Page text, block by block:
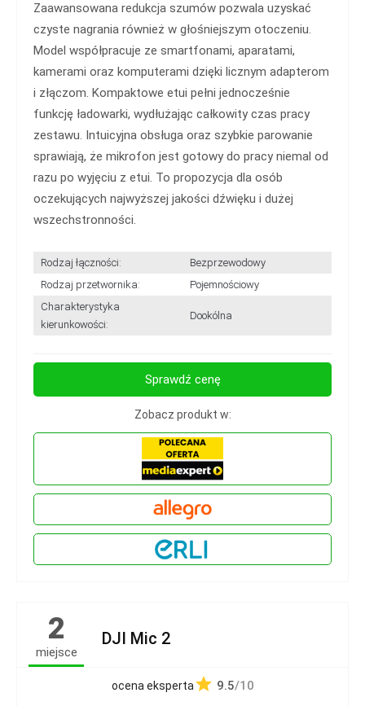
Zaawansowana redukcja szumów pozwala uzyskać
czyste nagrania również w głośniejszym otoczeniu.
Model współpracuje ze smartfonami, aparatami,
kamerami oraz komputerami dzięki licznym adapterom
i złączom. Kompaktowe etui pełni jednocześnie
funkcję ładowarki, wydłużając całkowity czas pracy
zestawu. Intuicyjna obsługa oraz szybkie parowanie
sprawiają, że mikrofon jest gotowy do pracy niemal od
razu po wyjęciu z etui. To propozycja dla osób
oczekujących najwyższej jakości dźwięku i dużej
wszechstronności.
Rodzaj łączności:
Bezprzewodowy
Rodzaj przetwornika:
Pojemnościowy
Charakterystyka
kierunkowości:
Dookólna
Sprawdź cenę
Zobacz produkt w:
2
miejsce
DJI Mic 2
ocena eksperta 9.5/10